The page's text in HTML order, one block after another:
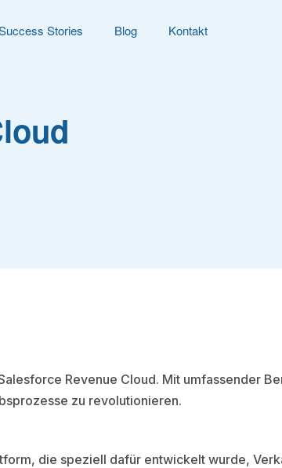
Stories Blog Kontakt
Revenue Cloud. Mit umfassender
zu revolutionieren.
die speziell dafür entwickelt wurde,